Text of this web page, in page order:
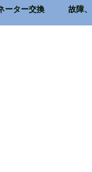
ーター交換 故障